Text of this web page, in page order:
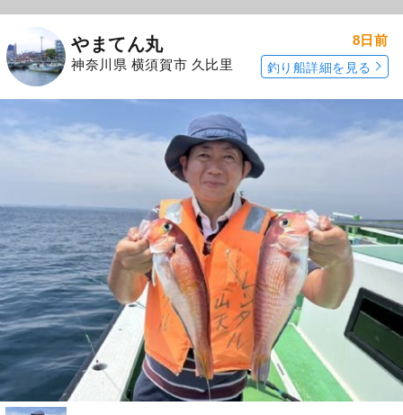
やまてん丸
神奈川県 横須賀市 久比里
8日前
釣り船詳細を見る